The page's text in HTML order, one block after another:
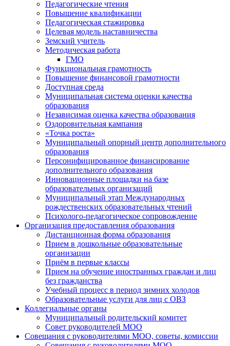
Педагогические чтения
Повышение квалификации
Педагогическая стажировка
Целевая модель наставничества
Земский учитель
Методическая работа
ГМО
Функциональная грамотность
Повышение финансовой грамотности
Доступная среда
Муниципальная система оценки качества
образования
Независимая оценка качества образования
Оздоровительная кампания
«Точка роста»
Муниципальный опорный центр дополнительного
образования
Персонифицированное финансирование
дополнительного образования
Инновационные площадки на базе
образовательных организаций
Муниципальный этап Международных
рождественских образовательных чтений
Психолого-педагогическое сопровождение
Организация предоставления образования
Дистанционная форма образования
Прием в дошкольные образовательные
организации
Приём в первые классы
Прием на обучение иностранных граждан и лиц
без гражданства
Учебный процесс в период зимних холодов
Образовательные услуги для лиц с ОВЗ
Коллегиальные органы
Муниципальный родительский комитет
Совет руководителей МОО
Совещания с руководителями МОО, советы, комиссии